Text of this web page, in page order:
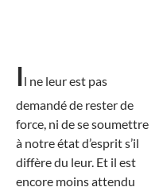
Il ne leur est pas
demandé de rester de
force, ni de se soumettre
à notre état d’esprit s’il
diffère du leur. Et il est
encore moins attendu